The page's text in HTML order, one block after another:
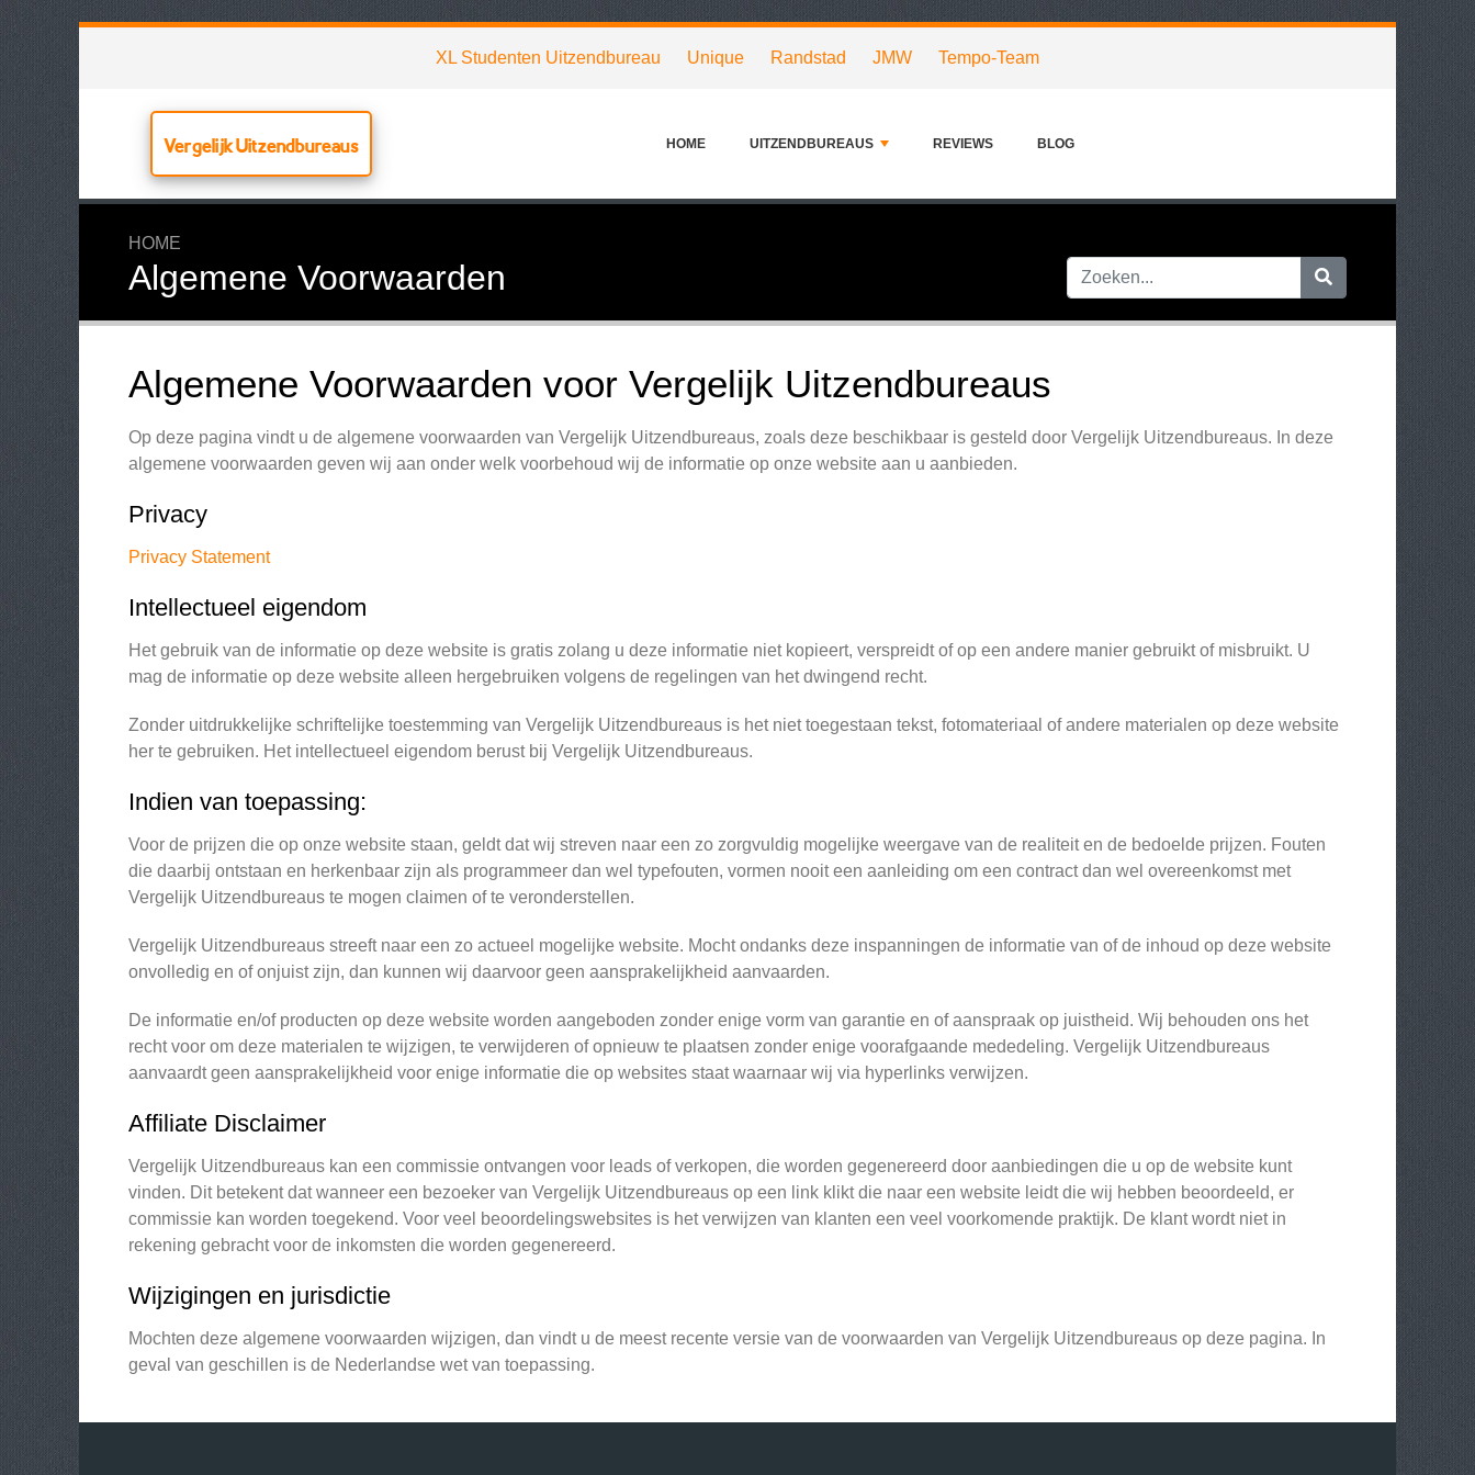
XL Studenten Uitzendbureau Unique Randstad JMW Tempo-Team
Vergelijk Uitzendbureaus HOME UITZENDBUREAUS REVIEWS BLOG
HOME
Algemene Voorwaarden
Algemene Voorwaarden voor Vergelijk Uitzendbureaus
Op deze pagina vindt u de algemene voorwaarden van Vergelijk Uitzendbureaus, zoals deze beschikbaar is gesteld door Vergelijk Uitzendbureaus. In deze
algemene voorwaarden geven wij aan onder welk voorbehoud wij de informatie op onze website aan u aanbieden.
Privacy
Privacy Statement
Intellectueel eigendom
Het gebruik van de informatie op deze website is gratis zolang u deze informatie niet kopieert, verspreidt of op een andere manier gebruikt of misbruikt. U
mag de informatie op deze website alleen hergebruiken volgens de regelingen van het dwingend recht.
Zonder uitdrukkelijke schriftelijke toestemming van Vergelijk Uitzendbureaus is het niet toegestaan tekst, fotomateriaal of andere materialen op deze website
her te gebruiken. Het intellectueel eigendom berust bij Vergelijk Uitzendbureaus.
Indien van toepassing:
Voor de prijzen die op onze website staan, geldt dat wij streven naar een zo zorgvuldig mogelijke weergave van de realiteit en de bedoelde prijzen. Fouten
die daarbij ontstaan en herkenbaar zijn als programmeer dan wel typefouten, vormen nooit een aanleiding om een contract dan wel overeenkomst met
Vergelijk Uitzendbureaus te mogen claimen of te veronderstellen.
Vergelijk Uitzendbureaus streeft naar een zo actueel mogelijke website. Mocht ondanks deze inspanningen de informatie van of de inhoud op deze website
onvolledig en of onjuist zijn, dan kunnen wij daarvoor geen aansprakelijkheid aanvaarden.
De informatie en/of producten op deze website worden aangeboden zonder enige vorm van garantie en of aanspraak op juistheid. Wij behouden ons het
recht voor om deze materialen te wijzigen, te verwijderen of opnieuw te plaatsen zonder enige voorafgaande mededeling. Vergelijk Uitzendbureaus
aanvaardt geen aansprakelijkheid voor enige informatie die op websites staat waarnaar wij via hyperlinks verwijzen.
Affiliate Disclaimer
Vergelijk Uitzendbureaus kan een commissie ontvangen voor leads of verkopen, die worden gegenereerd door aanbiedingen die u op de website kunt
vinden. Dit betekent dat wanneer een bezoeker van Vergelijk Uitzendbureaus op een link klikt die naar een website leidt die wij hebben beoordeeld, er
commissie kan worden toegekend. Voor veel beoordelingswebsites is het verwijzen van klanten een veel voorkomende praktijk. De klant wordt niet in
rekening gebracht voor de inkomsten die worden gegenereerd.
Wijzigingen en jurisdictie
Mochten deze algemene voorwaarden wijzigen, dan vindt u de meest recente versie van de voorwaarden van Vergelijk Uitzendbureaus op deze pagina. In
geval van geschillen is de Nederlandse wet van toepassing.